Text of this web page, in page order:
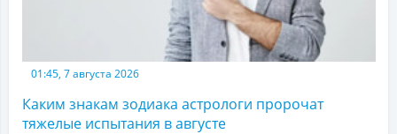
01:45, 7 августа 2026
Каким знакам зодиака астрологи пророчат
тяжелые испытания в августе